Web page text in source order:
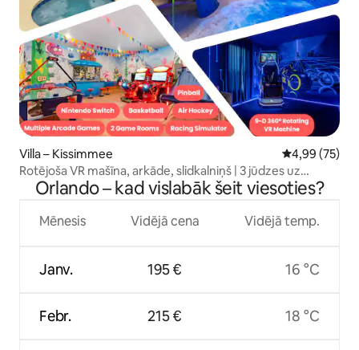
Villa – Kissimmee Vidējais
4,99 (75)
Rotējoša VR mašīna, arkāde, slidkalniņš | 3 jūdzes uz
Disneju
Orlando – kad vislabāk šeit viesoties?
Mēnesis
Janv.
Febr.
Vidējā cena
195 €
215 €
Vidējā temp.
16 °C
18 °C